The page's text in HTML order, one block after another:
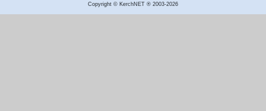
Copyright © KerchNET ® 2003-2026